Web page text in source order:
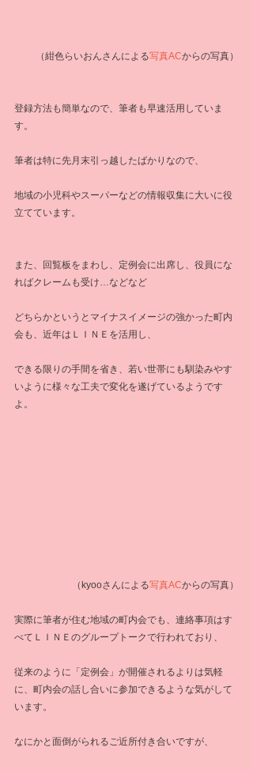
  （紺色らいおんさんによる
写真ACからの写真）
登録方法も簡単なので、筆者も早速活用していま
す。
筆者は特に先月末引っ越したばかりなので、
地域の小児科やスーパーなどの情報収集に大いに役
立てています。
また、回覧板をまわし、定例会に出席し、役員にな
ればクレームも受け…などなど
どちらかというとマイナスイメージの強かった町内
会も、近年はＬＩＮＥを活用し、
できる限りの手間を省き、若い世帯にも馴染みやす
いように様々な工夫で変化を遂げているようです
よ。
  （kyooさんによる
写真ACからの写真）
実際に筆者が住む地域の町内会でも、連絡事項はす
べてＬＩＮＥのグループトークで行われており、
従来のように「定例会」が開催されるよりは気軽
に、町内会の話し合いに参加できるような気がして
います。
なにかと面倒がられるご近所付き合いですが、